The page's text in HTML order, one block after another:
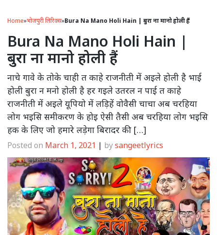
Home»भोजपुरी लिरिक्स»Bura Na Mano Holi Hain | बुरा ना मानो होली हैं
Bura Na Mano Holi Hain |
बुरा ना मानो होली हैं
नाचे गावे के तोके चाही त काहे राजनीती में अइले होली है भाई
होली बुरा न मनो होली है हर गइले उतरल न पाई त काहे
राजनीती में अइले यूपियो में लड़िहें वोवैसी चाचा अब चरहिया
लोग भइसि समीकरण के होइ ऐसी तैसी अब चरहिया लोग भइसि
हक के लिए जो हमारे लड़ेगा बिरादर की […]
Posted on March 1, 2021 | bysangeetlyrics